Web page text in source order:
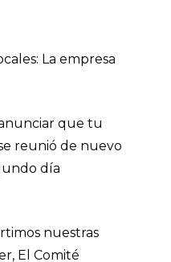
La empresa
que tu
reunió de nuevo
día
nuestras
El Comité